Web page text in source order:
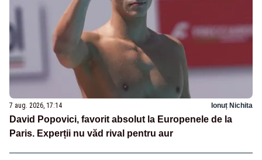
7 aug. 2026, 17:14 Ionuț Nichita
David Popovici, favorit absolut la Europenele de la
Paris. Experții nu văd rival pentru aur